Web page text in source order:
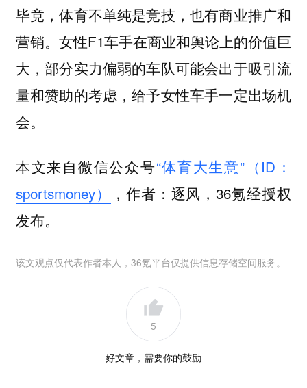
毕竟，体育不单纯是竞技，也有商业推广和
营销。女性F1车手在商业和舆论上的价值巨
大，部分实力偏弱的车队可能会出于吸引流
量和赞助的考虑，给予女性车手一定出场机
会。
本文来自微信公众号“体育大生意”（ID：
sportsmoney）
，作者：逐风，36氪经授权
发布。
该文观点仅代表作者本人，36氪平台仅提供信息存储空间服务。
5
好文章，需要你的鼓励